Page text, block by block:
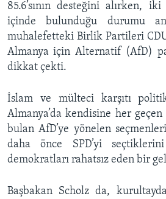
85.6’sının desteğini alırken,
içinde bulunduğu durumu
muhalefetteki Birlik Partileri
Almanya için Alternatif (AfD)
dikkat çekti.
İslam ve mülteci karşıtı
Almanya’da kendisine her
bulan AfD’ye yönelen
daha önce SPD’yi
demokratları rahatsız eden bir
Başbakan Scholz da,